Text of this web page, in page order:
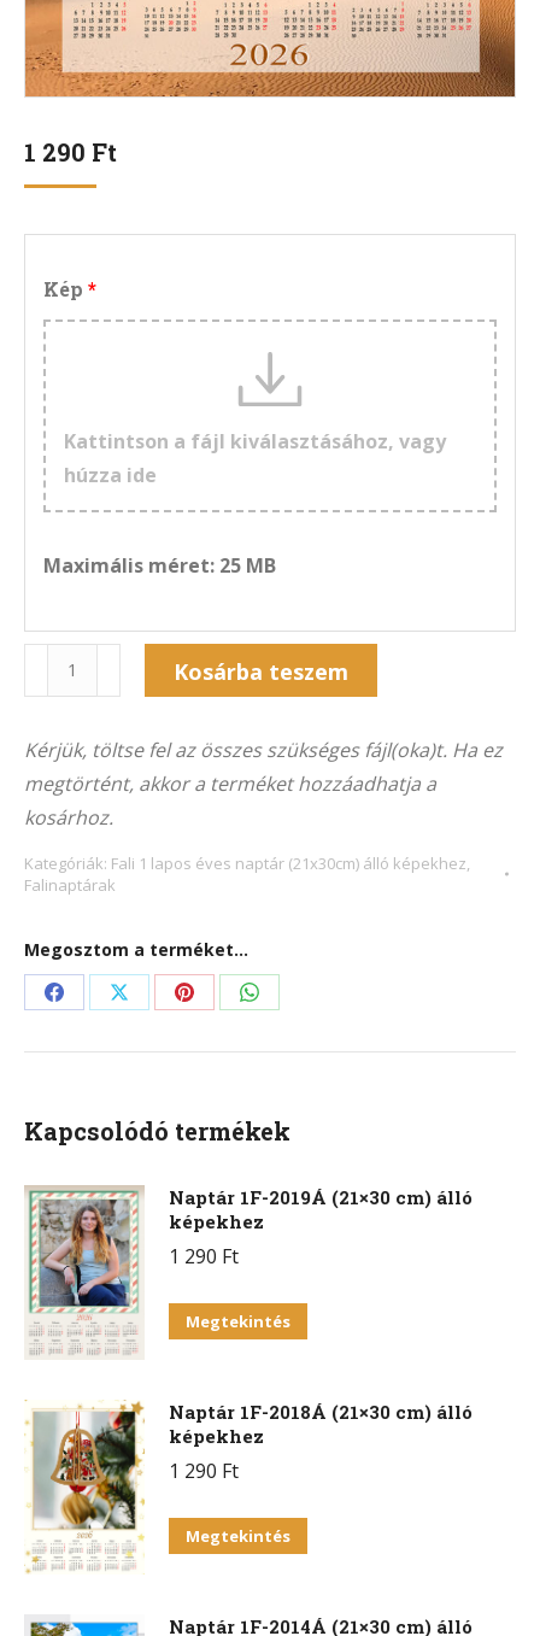
1 290 Ft
Kép
Kattintson a fájl kiválasztásához, vagy
húzza ide
Maximális méret: 25 MB
Naptár
1F-
(21×30
cm)
álló
képekhez
mennyiség
Kosárba teszem
Kérjük, töltse fel az összes szükséges fájl(oka)t. Ha ez
megtörtént, akkor a terméket hozzáadhatja a
kosárhoz.
Kategóriák: Fali 1 lapos éves naptár (21x30cm) álló képekhez,
Falinaptárak
Megosztom a terméket...
Share
on
Share
on
Share
on
Share
on
Kapcsolódó termékek
Naptár 1F-2019Á (21×30 cm) álló
képekhez
1 290 Ft
Megtekintés
Naptár 1F-2018Á (21×30 cm) álló
képekhez
1 290 Ft
Megtekintés
Naptár 1F-2014Á (21×30 cm) álló